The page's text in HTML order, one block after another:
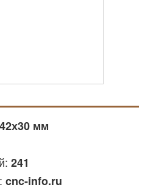
мм
241
cnc-info.ru